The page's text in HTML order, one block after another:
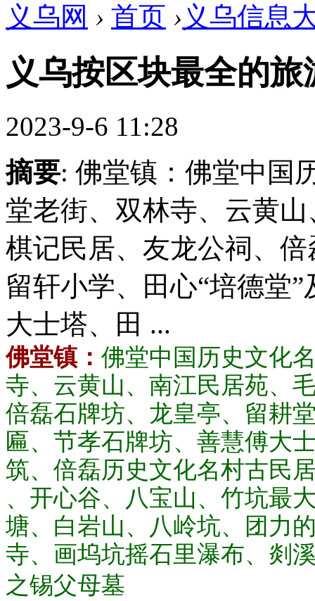
义乌网 › 首页 › 义乌信息
义乌按区块最全的
2023-9-6 11:28
摘要: 佛堂镇：佛堂中国
堂老街、双林寺、云黄
棋记民居、友龙公祠、
留轩小学、田心“培德堂
大士塔、田 ...
佛堂镇： 佛堂中国历史文化
寺、云黄山、南江民居苑、
倍磊石牌坊、龙皇亭、留耕
匾、节孝石牌坊、善慧傅大
筑、倍磊历史文化名村古民
、开心谷、八宝山、竹坑最
塘、白岩山、八岭坑、团力
寺、画坞坑摇石里瀑布、剡
之锡父母墓